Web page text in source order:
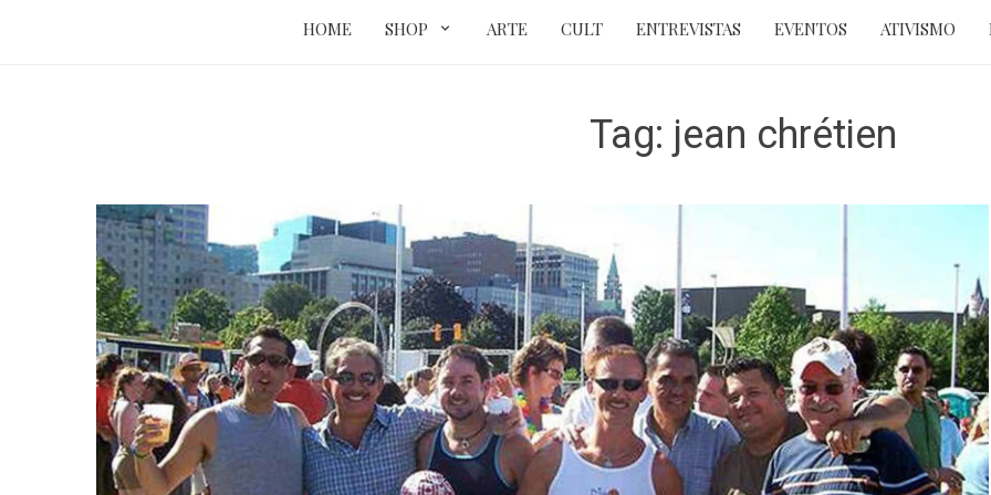
HOME SHOP ARTE CULT ENTREVISTAS EVENTOS ATIVISMO
Tag: jean chrétien